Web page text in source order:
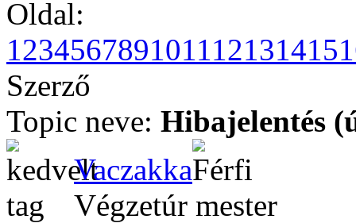
Oldal:
123456789101112131415
Szerző
Topic neve: Hibajelentés
Vaczakka
Végzetúr mester